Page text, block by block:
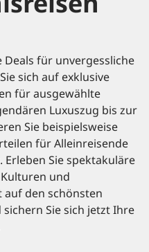
für unvergessliche
sich auf exklusive
für ausgewählte
Luxuszug bis zur
Sie beispielsweise
für Alleinreisende
Sie spektakuläre
und
den schönsten
Sie sich jetzt Ihre